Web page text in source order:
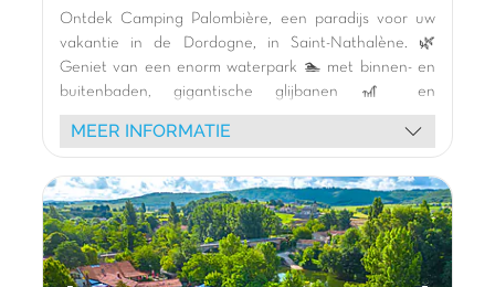
Ontdek Camping Palombière, een paradijs voor uw
vakantie in de Dordogne, in Saint-Nathalène. 🌿
Geniet van een enorm waterpark 🏊 met binnen- en
buitenbaden, gigantische glijbanen 🎢 en
waterspellen voor alle leeftijden. Kinderen zullen dol
zijn op het speelkasteel en de diverse animatie. 🥳
en neem deel aan sportactiviteiten: basketbal,
tafeltennis, minigolf en jeu de boules. De camping
biedt levendige avonden, shows en schuimfeesten. 🤩
Verken de schatten van de Périgord Noir: Sarlat-la-
MEER INFORMATIE